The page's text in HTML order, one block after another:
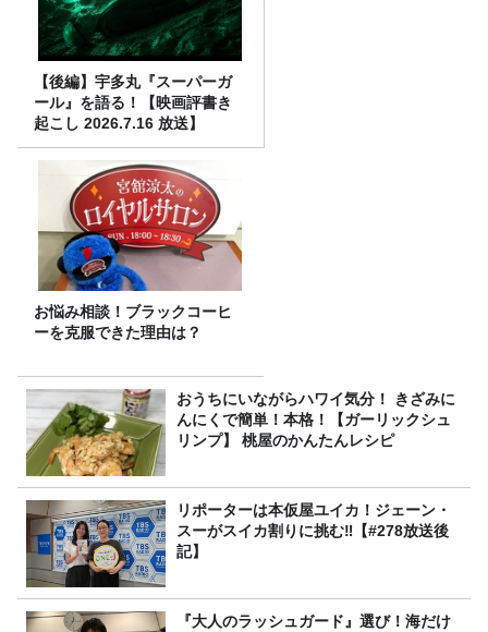
【後編】宇多丸『スーパーガ
ール』を語る！【映画評書き
起こし 2026.7.16 放送】
お悩み相談！ブラックコーヒ
ーを克服できた理由は？
おうちにいながらハワイ気分！ きざみに
んにくで簡単！本格！【ガーリックシュ
リンプ】 桃屋のかんたんレシピ
リポーターは本仮屋ユイカ！ジェーン・
スーがスイカ割りに挑む‼【#278放送後
記】
『大人のラッシュガード』選び！海だけ